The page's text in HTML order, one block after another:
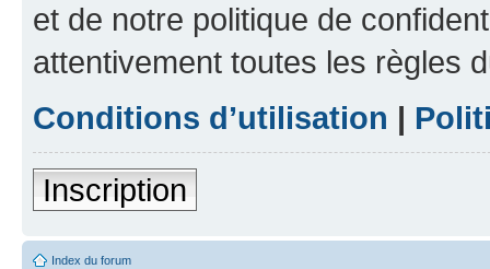
et de notre politique de
attentivement toutes les règles
Conditions d’utilisation |
Inscription
Index du forum